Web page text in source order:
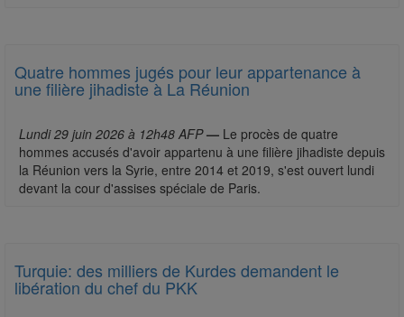
Quatre hommes jugés pour leur appartenance à
une filière jihadiste à La Réunion
Lundi 29 juin 2026 à 12h48 AFP — Le procès de quatre
hommes accusés d'avoir appartenu à une filière jihadiste depuis
la Réunion vers la Syrie, entre 2014 et 2019, s'est ouvert lundi
devant la cour d'assises spéciale de Paris.
Turquie: des milliers de Kurdes demandent le
libération du chef du PKK